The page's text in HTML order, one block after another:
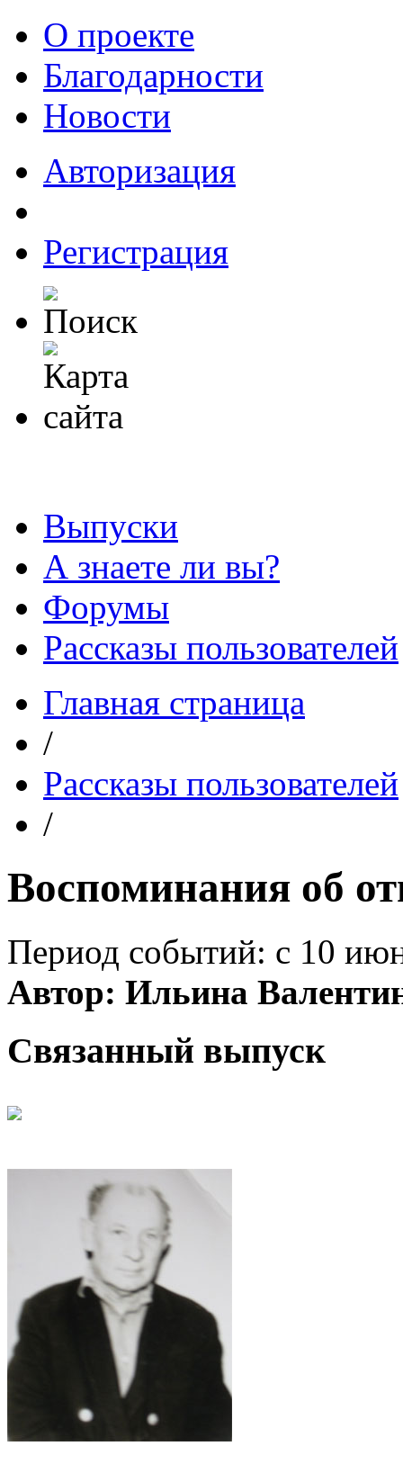
О проекте
Благодарности
Новости
Авторизация
Регистрация
Выпуски
А знаете ли вы?
Форумы
Рассказы пользователей
Главная страница
/
Рассказы пользователей
/
Воспоминания об
Период событий: с 10
Автор: Ильина
Связанный выпуск